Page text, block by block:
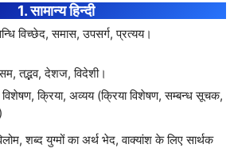
1. सामान्य हिन्दी
विच्छेद, समास, उपसर्ग, प्रत्यय।
तद्भव, देशज, विदेशी।
विशेषण, क्रिया, अव्यय (क्रिया विशेषण, सम्बन्ध सूचक,
शब्द युग्मों का अर्थ भेद, वाक्यांश के लिए सार्थक